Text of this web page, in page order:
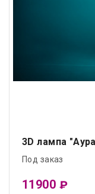
3D лампа
Под заказ
11900 ₽